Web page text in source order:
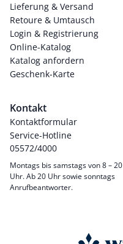
Lieferung & Versand
Retoure & Umtausch
Login & Registrierung
Online-Katalog
Katalog anfordern
Geschenk-Karte
Kontakt
Kontaktformular
Service-Hotline
05572/4000
Montags bis samstags von 8 – 20
Uhr. Ab 20 Uhr sowie sonntags
Anrufbeantworter.